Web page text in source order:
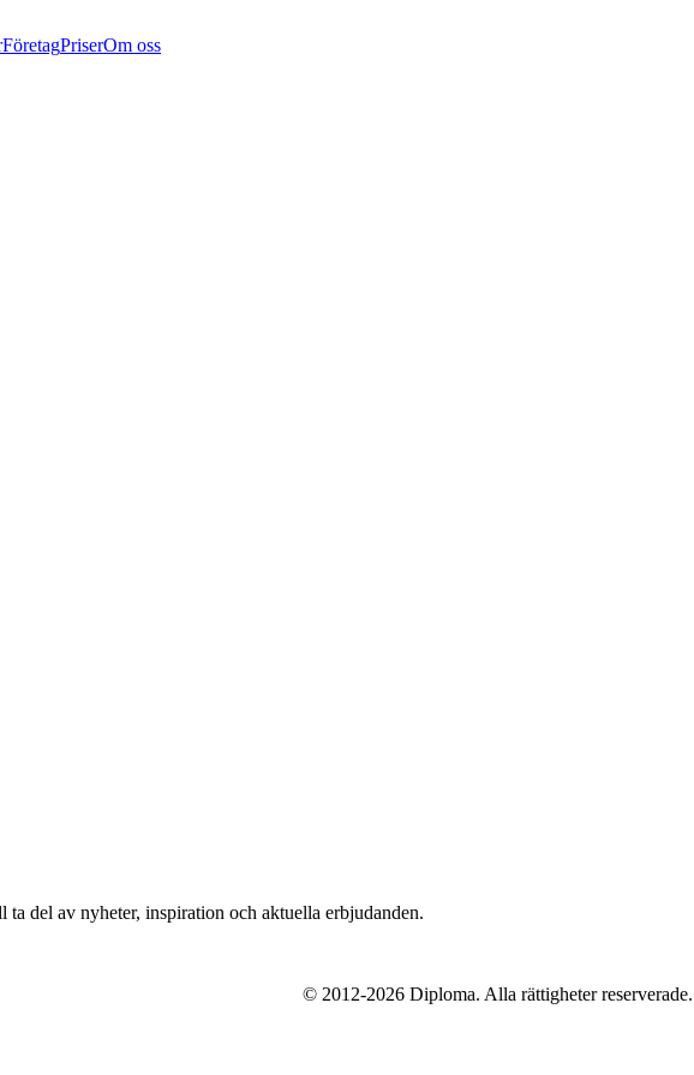
FöretagPriserOm oss
del av nyheter, inspiration och aktuella erbjudanden.
© 2012-2026 Diploma. Alla rättigheter reserverade.